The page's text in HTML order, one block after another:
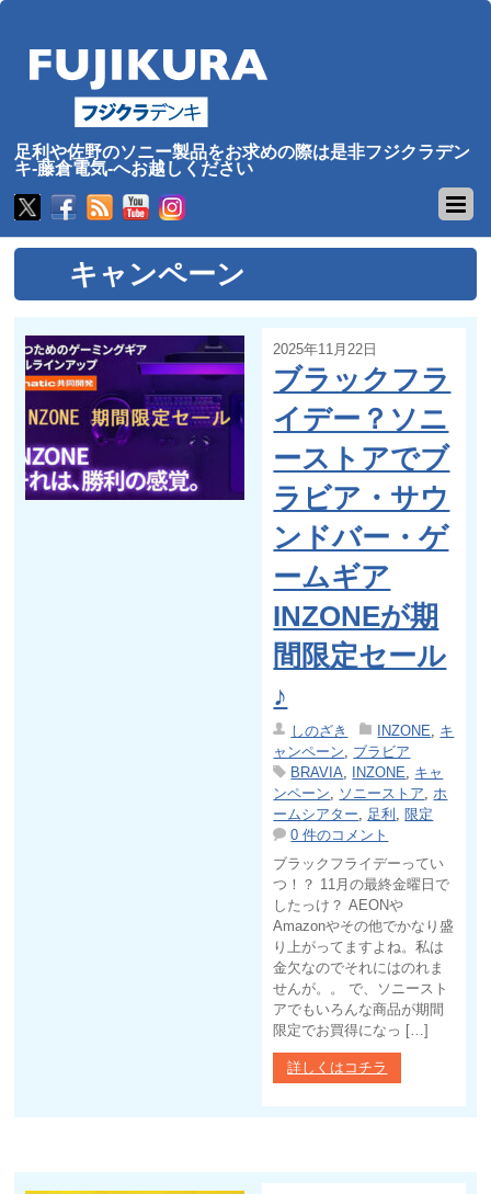
足利や佐野のソニー製品をお求めの際は是非フジクラデン
キ-藤倉電気-へお越しください
キャンペーン
2025年11月22日
ブラックフラ
イデー？ソニ
ーストアでブ
ラビア・サウ
ンドバー・ゲ
ームギア
INZONEが期
間限定セール
♪
しのざき INZONE
キ
ャンペーン
ブラビア
BRAVIA
INZONE
キャ
ンペーン
ソニーストア
ホ
ームシアター
足利 ,限定
0 件のコメント
ブラックフライデーってい
つ！？ 11月の最終金曜日で
したっけ？ AEONや
Amazonやその他でかなり盛
り上がってますよね。私は
金欠なのでそれにはのれま
せんが。。 で、ソニースト
アでもいろんな商品が期間
限定でお買得になっ […]
詳しくはコチラ